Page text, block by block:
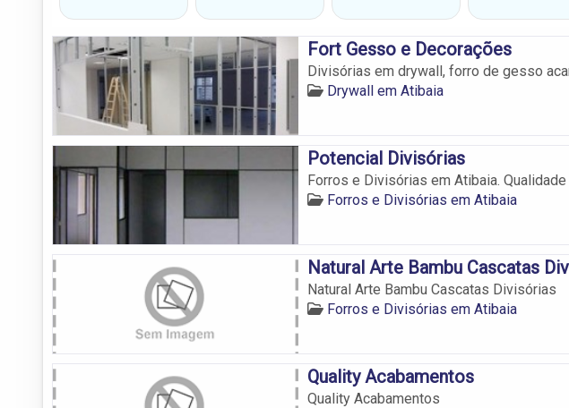
Fort Gesso e Decorações
Divisórias em drywall, forro de gesso
Drywall em Atibaia
Potencial Divisórias
Forros e Divisórias em Atibaia. Qualidade
Forros e Divisórias em Atibaia
Natural Arte Bambu Cascatas
Natural Arte Bambu Cascatas Divisórias
Forros e Divisórias em Atibaia
Quality Acabamentos
Quality Acabamentos